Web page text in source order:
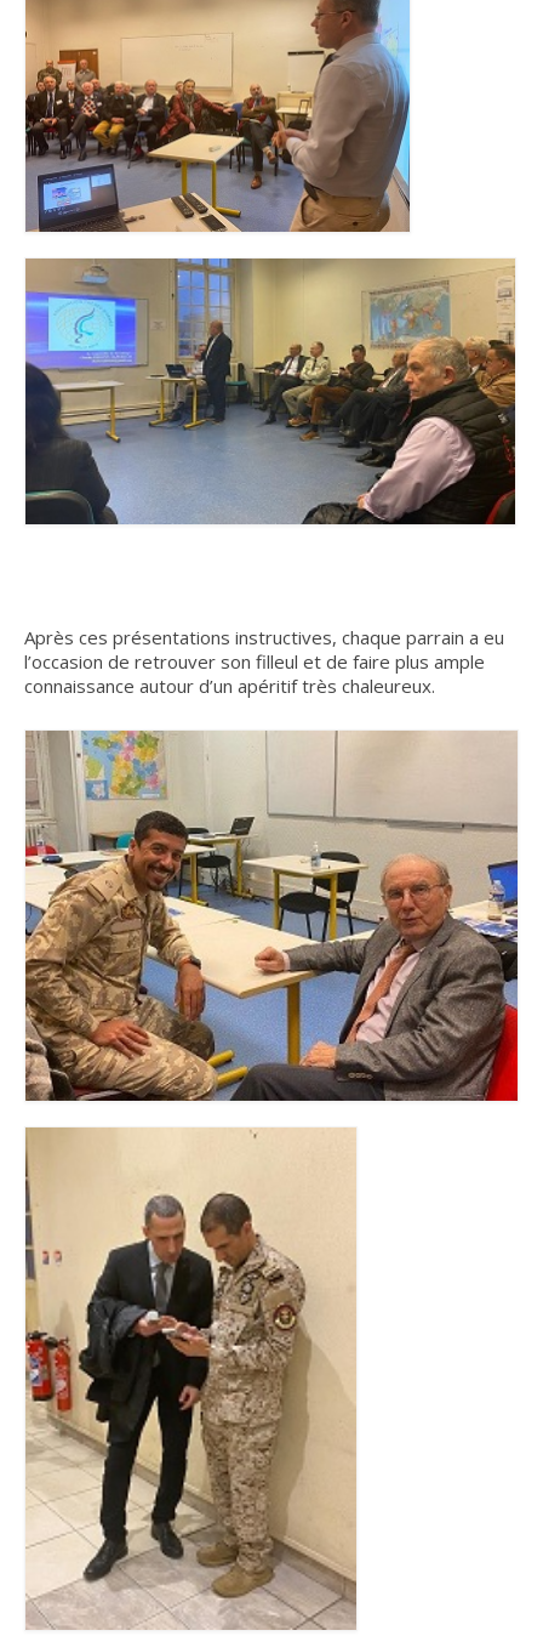
Comptes-rendus
Parrainages
Déjeuners-Rencontres
Nos sections
ACOLIA
ACOLIA – Save the date : vendredi 30 janvier
2026
Club de l’interculturalité
Développer la compétence interculturelle
L’approche de la psychologie interculturelle:
de quoi parlons-nous ?
Après ces présentations instructives, chaque parrain a eu
l’occasion de retrouver son filleul et de faire plus ample
connaissance autour d’un apéritif très chaleureux.